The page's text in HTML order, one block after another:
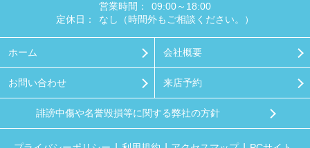
営業時間：
09:00～18:00
定休日：
なし（時間外もご相談ください。）
ホーム 会社概要
お問い合わせ 来店予約
誹謗中傷や名誉毀損等に関する弊社の方針